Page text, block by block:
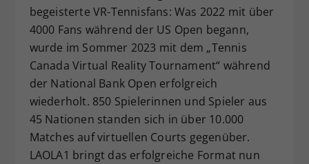
begeisterte VR-Tennisfans: Was 2022 mit über
4000 Fans während der US Open begann,
wurde im Sommer 2023 mit dem „Tennis
Canada Virtual Reality Tournament“ während
der National Bank Open erfolgreich
wiederholt. 850 Spielerinnen und Spieler aus
45 Nationen standen sich in über 10.000
Matches auf virtuellen Courts gegenüber.
LAOLA1 bringt das erfolgreiche Format nun